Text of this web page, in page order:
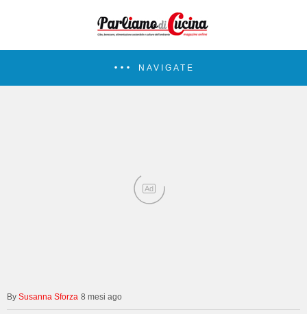
NAVIGATE
Ad
Susanna Sforza 8 mesi ago